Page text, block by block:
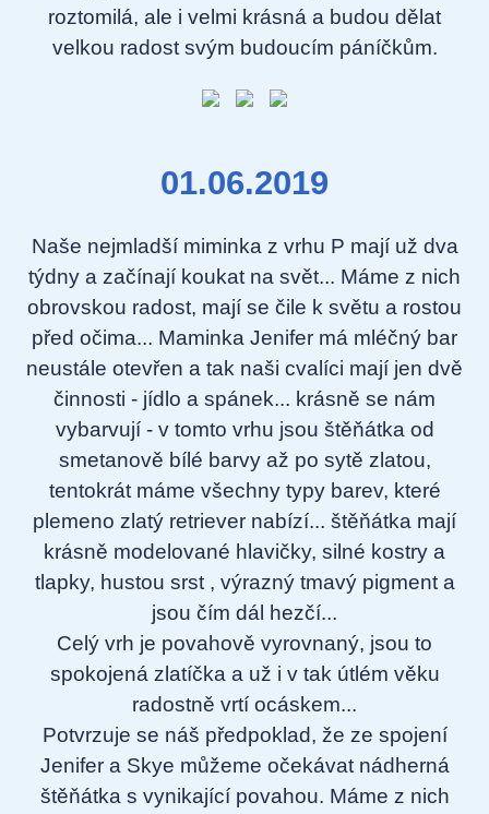
roztomilá, ale i velmi krásná a budou dělat
velkou radost svým budoucím páníčkům.
01.06.2019
Naše nejmladší miminka z vrhu P mají už dva
týdny a začínají koukat na svět... Máme z nich
obrovskou radost, mají se čile k světu a rostou
před očima... Maminka Jenifer má mléčný bar
neustále otevřen a tak naši cvalíci mají jen dvě
činnosti - jídlo a spánek... krásně se nám
vybarvují - v tomto vrhu jsou štěňátka od
smetanově bílé barvy až po sytě zlatou,
tentokrát máme všechny typy barev, které
plemeno zlatý retriever nabízí... štěňátka mají
krásně modelované hlavičky, silné kostry a
tlapky, hustou srst , výrazný tmavý pigment a
jsou čím dál hezčí...
Celý vrh je povahově vyrovnaný, jsou to
spokojená zlatíčka a už i v tak útlém věku
radostně vrtí ocáskem...
Potvrzuje se náš předpoklad, že ze spojení
Jenifer a Skye můžeme očekávat nádherná
štěňátka s vynikající povahou. Máme z nich